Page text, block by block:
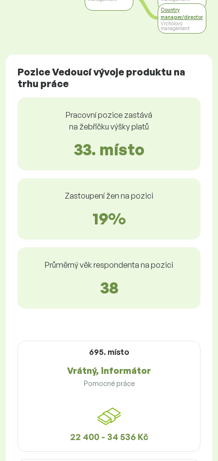
Country
manager/director
Vrcholový
management
Pozice Vedoucí vývoje produktu na
trhu práce
Pracovní pozice zastává
na žebříčku výšky platů
33. místo
Zastoupení žen na pozici
19%
Průměrný věk respondenta na pozici
38
695. místo
Vrátný, informátor
Pomocné práce
22 400 - 34 536 Kč